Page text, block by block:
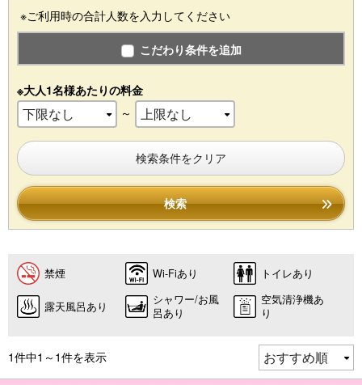
※ご利用時の合計人数を入力してください
こだわり条件を追加
※大人1名様あたりの料金
～
検索条件をクリア
検索
禁煙 Wi-Fiあり トイレあり
露天風呂あり
シャワー/お風
呂あり
空気清浄機あ
り
1件中1～1件を表示